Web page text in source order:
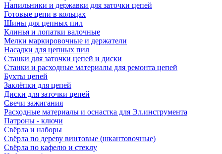
Напильники и державки для заточки цепей
Готовые цепи в кольцах
Шины для цепных пил
Клинья и лопатки валочные
Мелки маркировочные и держатели
Насадки для цепных пил
Станки для заточки цепей и диски
Станки и расходные материалы для ремонта цепей
Бухты цепей
Заклёпки для цепей
Диски для заточки цепей
Свечи зажигания
Расходные материалы и оснастка для Эл.инструмента
Патроны - ключи
Свёрла и наборы
Свёрла по дереву винтовые (шкантовочные)
Свёрла по кафелю и стеклу